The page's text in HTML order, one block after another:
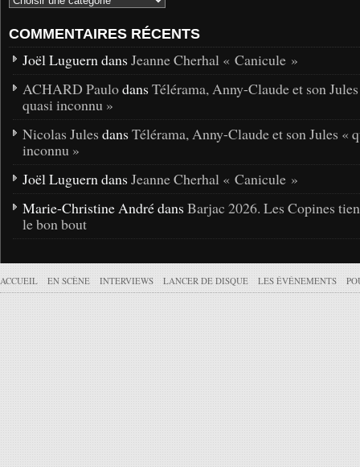
COMMENTAIRES RÉCENTS
Joël Luguern dans Jeanne Cherhal « Canicule »
ACHARD Paulodans Télérama, Anny-Claude et son
quasi inconnu »
Nicolas Jules dans Télérama, Anny-Claude et son Jules «
inconnu »
Joël Luguern dans Jeanne Cherhal « Canicule »
Marie-Christine André dans Barjac 2026. Les Copines
le bon bout
ACCUEIL EN SCÈNE INTERVIEWS LANCER DE DISQUE LES ÉVÉNEMENTS